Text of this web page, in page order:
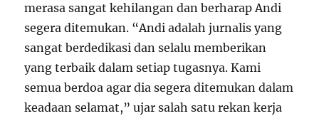
merasa sangat kehilangan dan berharap Andi
segera ditemukan. “Andi adalah jurnalis yang
sangat berdedikasi dan selalu memberikan
yang terbaik dalam setiap tugasnya. Kami
semua berdoa agar dia segera ditemukan dalam
keadaan selamat,” ujar salah satu rekan kerja